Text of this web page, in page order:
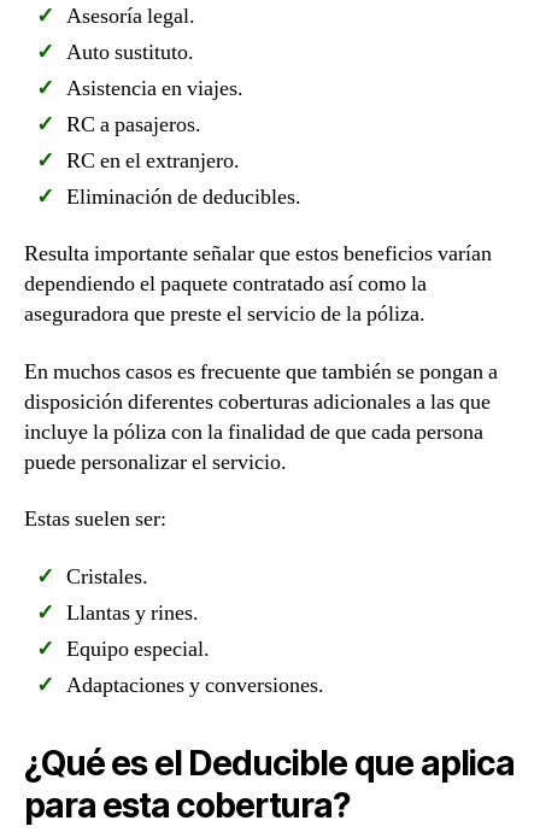
Asesoría legal.
Auto sustituto.
Asistencia en viajes.
RC a pasajeros.
RC en el extranjero.
Eliminación de deducibles.
Resulta importante señalar que estos beneficios varían
dependiendo el paquete contratado así como la
aseguradora que preste el servicio de la póliza.
En muchos casos es frecuente que también se pongan a
disposición diferentes coberturas adicionales a las que
incluye la póliza con la finalidad de que cada persona
puede personalizar el servicio.
Estas suelen ser:
Cristales.
Llantas y rines.
Equipo especial.
Adaptaciones y conversiones.
¿Qué es el Deducible que aplica
para esta cobertura?